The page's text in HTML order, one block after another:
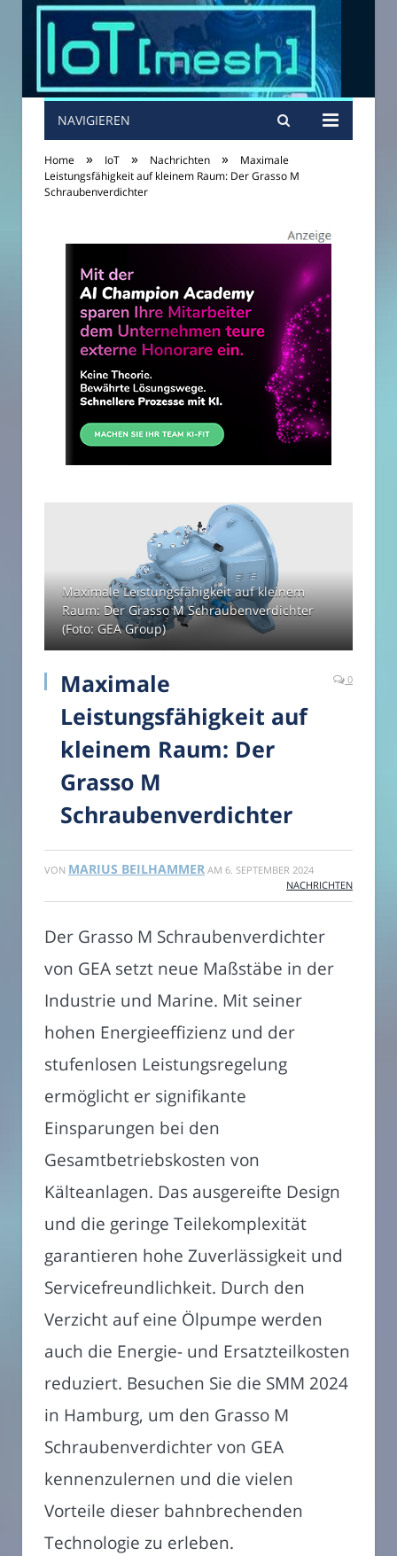
NAVIGIEREN
Home » IoT » Nachrichten »
Maximale
Leistungsfähigkeit auf kleinem Raum: Der Grasso M
Schraubenverdichter
Maximale Leistungsfähigkeit auf kleinem
Raum: Der Grasso M Schraubenverdichter
(Foto: GEA Group)
Maximale
Leistungsfähigkeit auf
kleinem Raum: Der
Grasso M
Schraubenverdichter
0
VON MARIUS BEILHAMMER AM 6. SEPTEMBER 2024
NACHRICHTEN
Der Grasso M Schraubenverdichter
von GEA setzt neue Maßstäbe in der
Industrie und Marine. Mit seiner
hohen Energieeffizienz und der
stufenlosen Leistungsregelung
ermöglicht er signifikante
Einsparungen bei den
Gesamtbetriebskosten von
Kälteanlagen. Das ausgereifte Design
und die geringe Teilekomplexität
garantieren hohe Zuverlässigkeit und
Servicefreundlichkeit. Durch den
Verzicht auf eine Ölpumpe werden
auch die Energie- und Ersatzteilkosten
reduziert. Besuchen Sie die SMM 2024
in Hamburg, um den Grasso M
Schraubenverdichter von GEA
kennenzulernen und die vielen
Vorteile dieser bahnbrechenden
Technologie zu erleben.